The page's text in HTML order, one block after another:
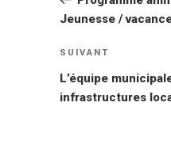
l’article
Jeunesse /
Article
suivant
SUIVANT
L’équipe
infrastructures